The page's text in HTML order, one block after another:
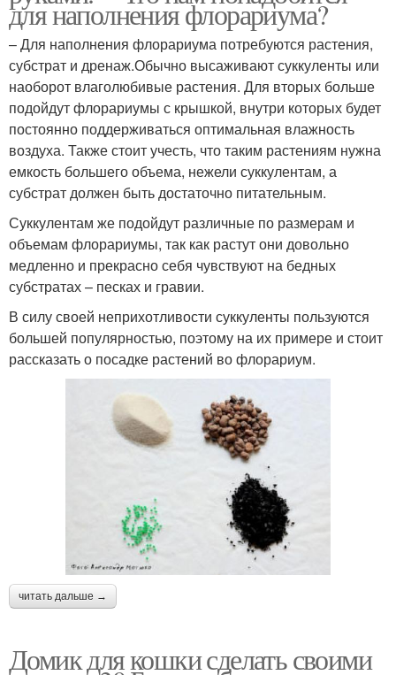
для наполнения флорариума?
– Для наполнения флорариума потребуются растения,
субстрат и дренаж.Обычно высаживают суккуленты или
наоборот влаголюбивые растения. Для вторых больше
подойдут флорариумы с крышкой, внутри которых будет
постоянно поддерживаться оптимальная влажность
воздуха. Также стоит учесть, что таким растениям нужна
емкость большего объема, нежели суккулентам, а
субстрат должен быть достаточно питательным.
Суккулентам же подойдут различные по размерам и
объемам флорариумы, так как растут они довольно
медленно и прекрасно себя чувствуют на бедных
субстратах – песках и гравии.
В силу своей неприхотливости суккуленты пользуются
большей популярностью, поэтому на их примере и стоит
рассказать о посадке растений во флорариум.
читать дальше →
Домик для кошки сделать своими